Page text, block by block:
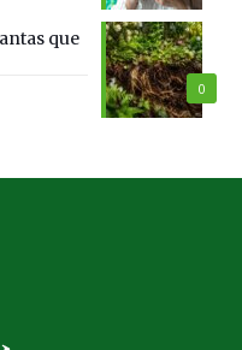
0
que